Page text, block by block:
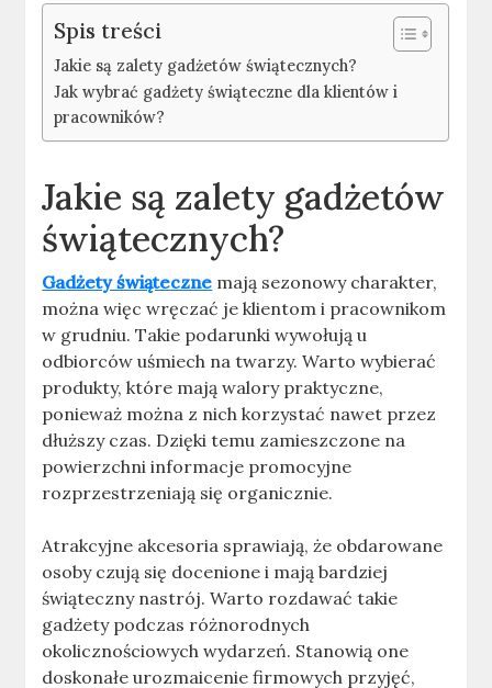
Spis treści
Jakie są zalety gadżetów świątecznych?
Jak wybrać gadżety świąteczne dla klientów i
pracowników?
Jakie są zalety gadżetów
świątecznych?
Gadżety świąteczne mają sezonowy charakter,
można więc wręczać je klientom i pracownikom
w grudniu. Takie podarunki wywołują u
odbiorców uśmiech na twarzy. Warto wybierać
produkty, które mają walory praktyczne,
ponieważ można z nich korzystać nawet przez
dłuższy czas. Dzięki temu zamieszczone na
powierzchni informacje promocyjne
rozprzestrzeniają się organicznie.
Atrakcyjne akcesoria sprawiają, że obdarowane
osoby czują się docenione i mają bardziej
świąteczny nastrój. Warto rozdawać takie
gadżety podczas różnorodnych
okolicznościowych wydarzeń. Stanowią one
doskonałe urozmaicenie firmowych przyjęć,